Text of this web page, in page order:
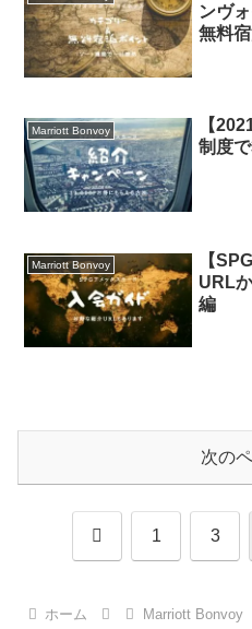
ンヴ
無料
Marriott Bonvoy
【
制度
Marriott Bonvoy
【
URL
編
次の
前 1 3
ホーム Marriott Bonvoy